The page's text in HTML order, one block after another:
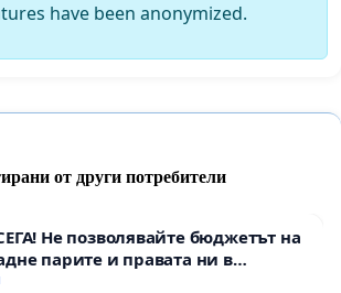
have been anonymized.
от други потребители
Не позволявайте бюджетът на
парите и правата ни в